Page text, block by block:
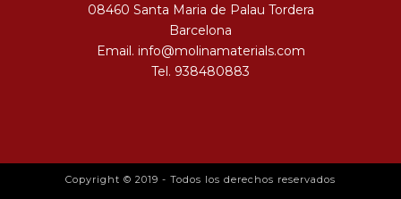
08460 Santa Maria de Palau Tordera
Barcelona
Email. info@molinamaterials.com
Tel. 938480883
Copyright © 2019 - Todos los derechos reservados